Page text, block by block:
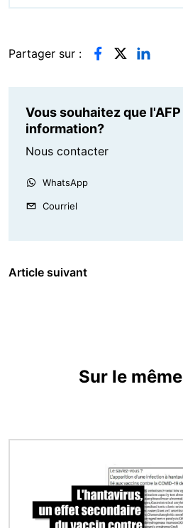
Partager sur :
Vous souhaitez que
information?
Nous contacter
WhatsApp
Courriel
Article suivant
Sur le